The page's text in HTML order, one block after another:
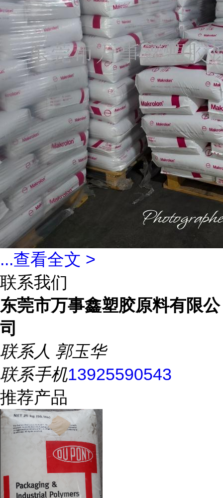
...查看全文 >
联系我们
东莞市万事鑫塑胶原料有限公
司
联系人 郭玉华
联系手机13925590543
推荐产品